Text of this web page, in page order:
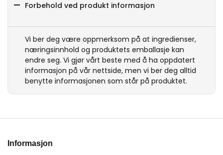
Forbehold ved produkt informasjon
Vi ber deg være oppmerksom på at ingredienser,
næringsinnhold og produktets emballasje kan
endre seg. Vi gjør vårt beste med å ha oppdatert
informasjon på vår nettside, men vi ber deg alltid
benytte informasjonen som står på produktet.
Informasjon